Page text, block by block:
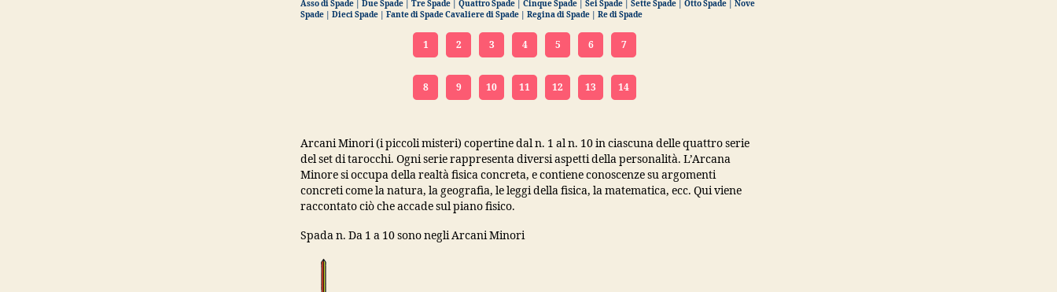
Asso di Spade | Due Spade | Tre Spade | Quattro Spade | Cinque Spade | Sei Spade | Sette Spade | Otto Spade | Nove
Spade | Dieci Spade | Fante di Spade Cavaliere di Spade | Regina di Spade | Re di Spade
1 2 3 4 5 6 7
8 9 10 11 12 13 14
Arcani Minori (i piccoli misteri) copertine dal n. 1 al n. 10 in ciascuna delle quattro serie
del set di tarocchi. Ogni serie rappresenta diversi aspetti della personalità. L’Arcana
Minore si occupa della realtà fisica concreta, e contiene conoscenze su argomenti
concreti come la natura, la geografia, le leggi della fisica, la matematica, ecc. Qui viene
raccontato ciò che accade sul piano fisico.
Spada n. Da 1 a 10 sono negli Arcani Minori